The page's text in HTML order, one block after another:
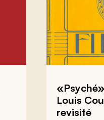
Louis
revisité